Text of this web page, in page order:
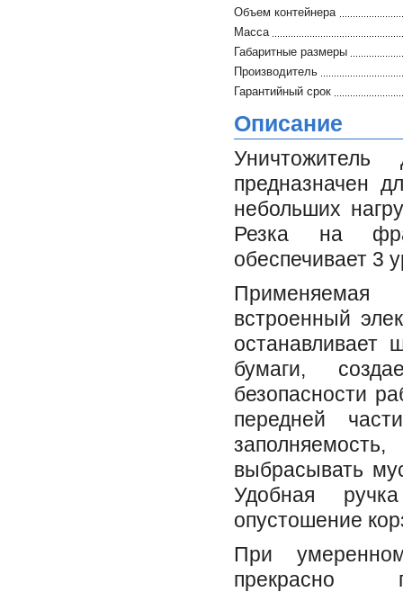
Объем контейнера
Масса
Габаритные размеры
Производитель
Гарантийный срок
Описание
Уничтожитель
предназначен
небольших
Резка на
обеспечивает 3
встроенный
останавливает
бумаги,
безопасности
передней
выбрасывать
Удобная
опустошение
При
прекрасно